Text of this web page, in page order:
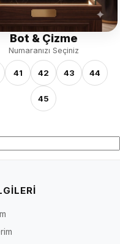
Bot & Çizme
Numaranızı Seçiniz
41 42 43 44
45